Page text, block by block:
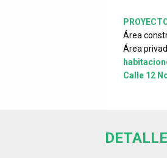
Área
Área
Calle 12